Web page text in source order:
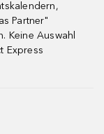
Partner"
Keine Auswahl
Express